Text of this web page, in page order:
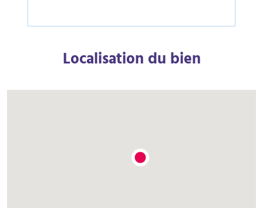
Localisation du bien